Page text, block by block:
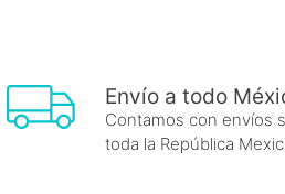
Envío a todo
Contamos con envíos
toda la República